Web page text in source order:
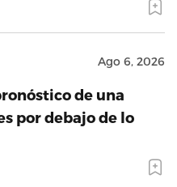
Ago 6, 2026
de una
por debajo de lo